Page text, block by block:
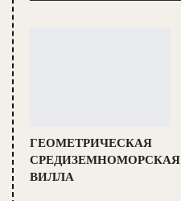
ГЕОМЕТРИЧЕСКАЯ
СРЕДИЗЕМНОМОРСКАЯ
ВИЛЛА